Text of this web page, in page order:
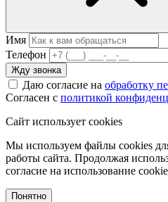
Имя
Телефон
Жду звонка
Даю согласие на обработку
Согласен с политикой
Сайт использует cookies
Мы используем файлы cookies
работы сайта. Продолжая
согласие на использование
Понятно